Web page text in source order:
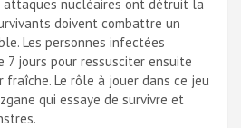
attaques nucléaires ont détruit la
doivent combattre un
Les personnes infectées
7 jours pour ressusciter ensuite
fraîche. Le rôle à jouer dans ce jeu
qui essaye de survivre et